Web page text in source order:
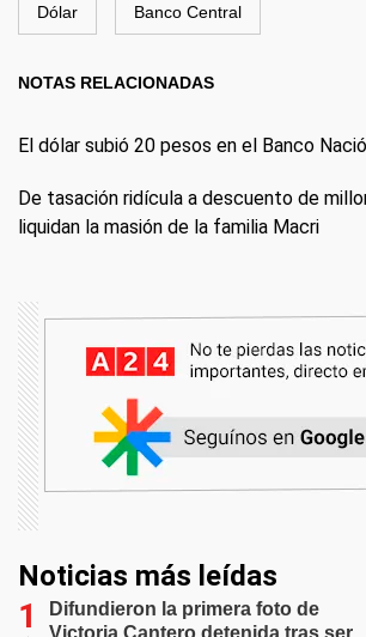
Dólar Banco Central
NOTAS RELACIONADAS
El dólar subió 20 pesos en el Banco
De tasación ridícula a descuento de
liquidan la masión de la familia Macri
Noticias más leídas
Difundieron la primera foto de
Victoria Cantero detenida tras ser